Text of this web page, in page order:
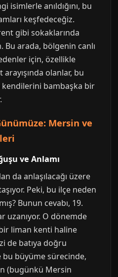
isimlerle anıldığını, bu
keşfedeceğiz.
gibi sokaklarında
Bu arada, bölgenin canlı
için, özellikle
olanlar, bu
bambaşka bir
Mersin ve
ve Anlamı
da anlaşılacağı üzere
Peki, bu ilçe neden
Bunun cevabı, 19.
uzanıyor. O dönemde
liman kenti haline
de batıya doğru
bu büyüme sürecinde,
(bugünkü Mersin